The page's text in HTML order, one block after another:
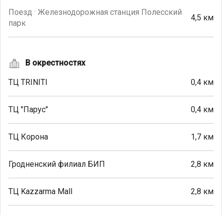
Поезд · Железнодорожная станция Полесский
парк
4,5 км
В окрестностях
ТЦ TRINITI 0,4 км
ТЦ "Парус" 0,4 км
ТЦ Корона 1,7 км
Гродненский филиал БИП 2,8 км
ТЦ Kazzarma Mall 2,8 км